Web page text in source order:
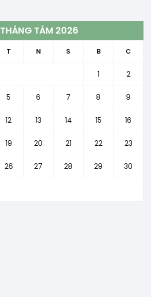
THÁNG TÁM 2026
T N S B C
1 2
5 6 7 8 9
12 13 14 15 16
19 20 21 22 23
26 27 28 29 30